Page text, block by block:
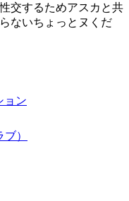
交するためアスカと共
ないちょっとヌくだ
ョン
）